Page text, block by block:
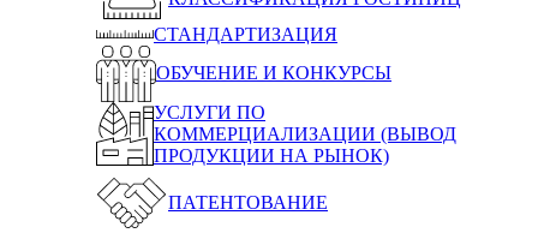
СТАНДАРТИЗАЦИЯ
ОБУЧЕНИЕ И КОНКУРСЫ
УСЛУГИ ПО
КОММЕРЦИАЛИЗАЦИИ (ВЫВОД
ПРОДУКЦИИ НА РЫНОК)
ПАТЕНТОВАНИЕ